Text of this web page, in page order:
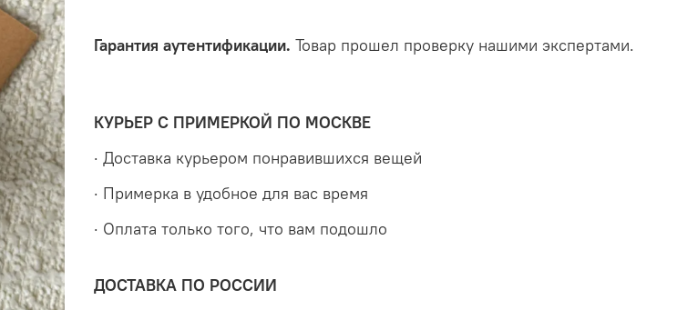
Гарантия аутентификации. Товар прошел проверку нашими экспертами.
КУРЬЕР С ПРИМЕРКОЙ ПО МОСКВЕ
· Доставка курьером понравившихся вещей
· Примерка в удобное для вас время
· Оплата только того, что вам подошло
ДОСТАВКА ПО РОССИИ